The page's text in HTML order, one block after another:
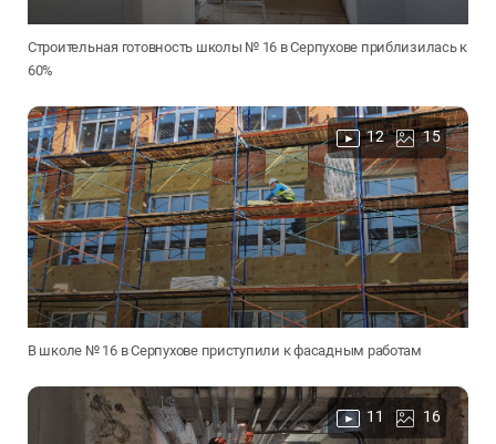
Строительная готовность школы № 16 в Серпухове приблизилась к
60%
12 15
В школе № 16 в Серпухове приступили к фасадным работам
11 16